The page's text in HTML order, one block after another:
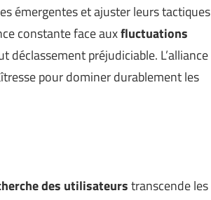
émergentes et ajuster leurs tactiques
constante face auxfluctuations
déclassement préjudiciable. L’alliance
pour dominer durablement les
des utilisateurstranscende les